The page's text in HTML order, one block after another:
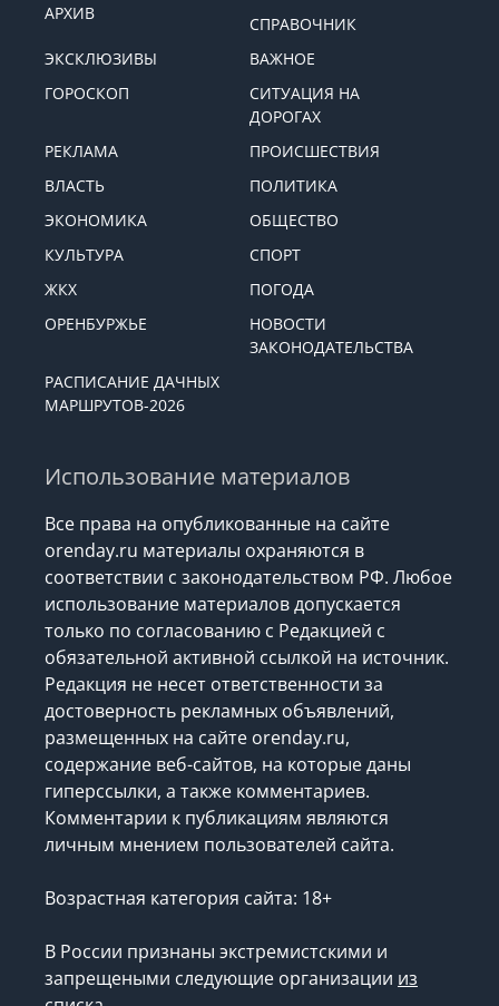
АРХИВ
СПРАВОЧНИК
ЭКСКЛЮЗИВЫ
ВАЖНОЕ
ГОРОСКОП
СИТУАЦИЯ НА
ДОРОГАХ
РЕКЛАМА
ПРОИСШЕСТВИЯ
ВЛАСТЬ
ПОЛИТИКА
ЭКОНОМИКА
ОБЩЕСТВО
КУЛЬТУРА
СПОРТ
ЖКХ
ПОГОДА
ОРЕНБУРЖЬЕ
НОВОСТИ
ЗАКОНОДАТЕЛЬСТВА
РАСПИСАНИЕ ДАЧНЫХ
МАРШРУТОВ-2026
Использование материалов
Все права на опубликованные на сайте
orenday.ru материалы охраняются в
соответствии с законодательством РФ. Любое
использование материалов допускается
только по согласованию с Редакцией с
обязательной активной ссылкой на источник.
Редакция не несет ответственности за
достоверность рекламных объявлений,
размещенных на сайте orenday.ru,
содержание веб-сайтов, на которые даны
гиперссылки, а также комментариев.
Комментарии к публикациям являются
личным мнением пользователей сайта.
Возрастная категория сайта: 18+
В России признаны экстремистскими и
запрещеными следующие организации из